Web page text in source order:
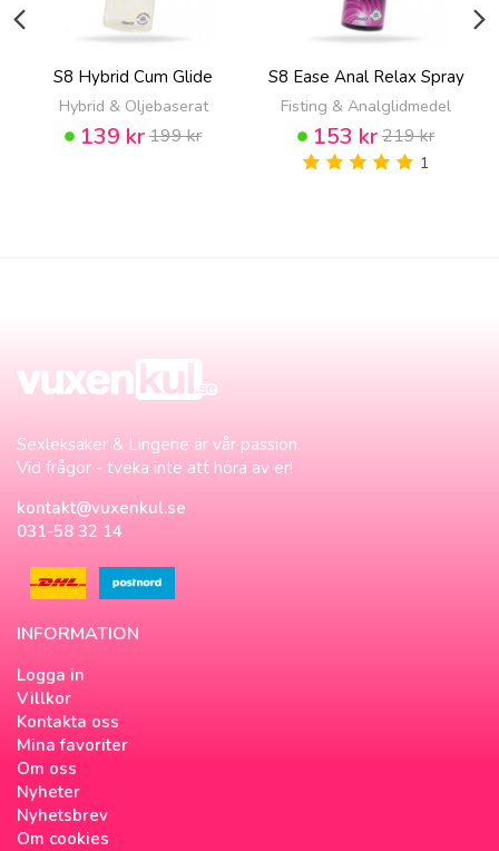
S8 Hybrid Cum Glide
Hybrid & Oljebaserat
139 kr199 kr
S8 Ease Anal Relax Spray
Fisting & Analglidmedel
153 kr219 kr
1
Sexleksaker & Lingerie är vår passion.
Vid frågor - tveka inte att höra av er!
kontakt@vuxenkul.se
031-58 32 14
INFORMATION
Logga in
Villkor
Kontakta oss
Mina favoriter
Om oss
Nyheter
Nyhetsbrev
Om cookies